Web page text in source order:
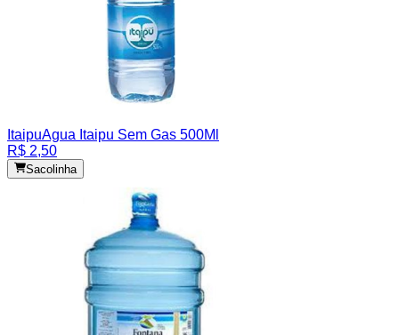
ItaipuAgua Itaipu Sem Gas 500Ml
R$ 2,50
Sacolinha